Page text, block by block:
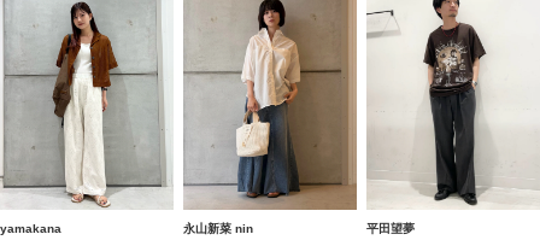
yamakana
永山新菜 nin
平田望夢